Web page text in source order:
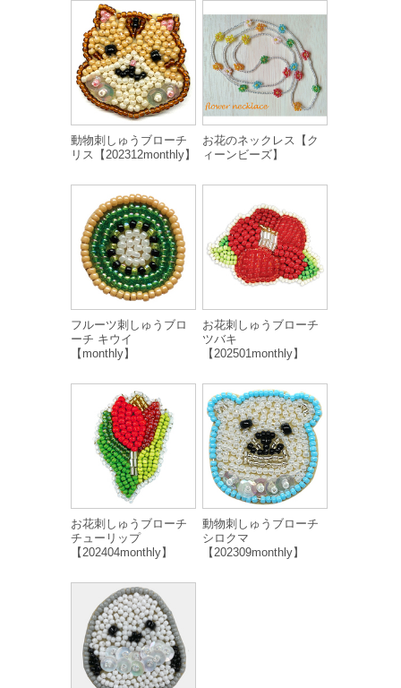
動物刺しゅうブローチ
リス【202312monthly】
お花のネックレス【ク
ィーンビーズ】
フルーツ刺しゅうブロ
ーチ キウイ
【monthly】
お花刺しゅうブローチ
ツバキ
【202501monthly】
お花刺しゅうブローチ
チューリップ
【202404monthly】
動物刺しゅうブローチ
シロクマ
【202309monthly】